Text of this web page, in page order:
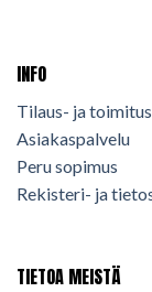
INFO
Tilaus- ja
Asiakaspalvelu
Peru sopimus
Rekisteri- ja
TIETOA MEISTÄ